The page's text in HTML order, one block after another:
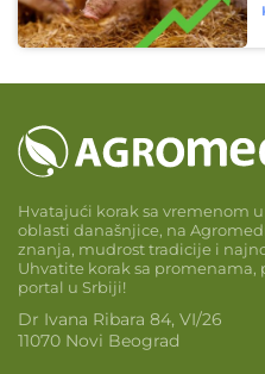
Hvatajući korak sa vremenom
oblasti današnjice, na
znanja, mudrost tradicije i
Uhvatite korak sa
portal u Srbiji!
Dr Ivana Ribara 84, VI/26
11070 Novi Beograd